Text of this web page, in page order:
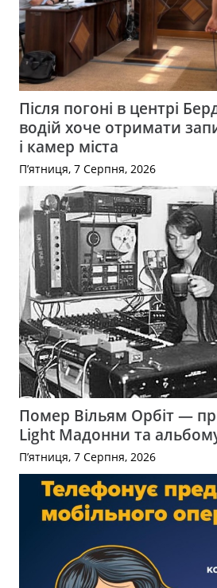
Після погоні в центрі
водій хоче отримати
і камер міста
П’ятниця, 7 Серпня, 2026
Помер Вільям Орбіт —
Light Мадонни та
П’ятниця, 7 Серпня, 2026